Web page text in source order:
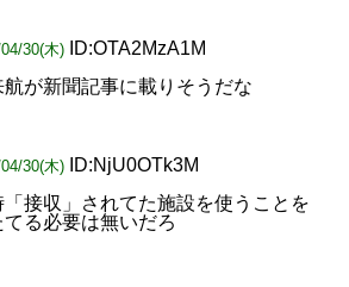
30(木)
ID:OTA2MzA1M
が新聞記事に載りそうだな
30(木)
ID:NjU0OTk3M
接収」されてた施設を使うことを
る必要は無いだろ